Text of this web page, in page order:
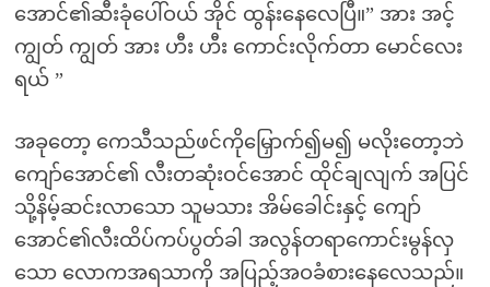
အောင်၏ဆီးခုံပေါ်ဝယ် အိုင် ထွန်းနေလေပြီ။” အား အင့်
ကျွတ် ကျွတ် အား ဟီး ဟီး ကောင်းလိုက်တာ မောင်လေး
ရယ် ”
အခုတော့ ကေသီသည်ဖင်ကိုမြှောက်၍မ၍ မလိုးတော့ဘဲ
ကျော်အောင်၏ လီးတဆုံးဝင်အောင် ထိုင်ချလျက် အပြင်
သို့နိမ့်ဆင်းလာသော သူမသား အိမ်ခေါင်းနှင့် ကျော်
အောင်၏လီးထိပ်ကပ်ပွတ်ခါ အလွန်တရာကောင်းမွန်လှ
သော လောကအရသာကို အပြည့်အဝခံစားနေလေသည်။